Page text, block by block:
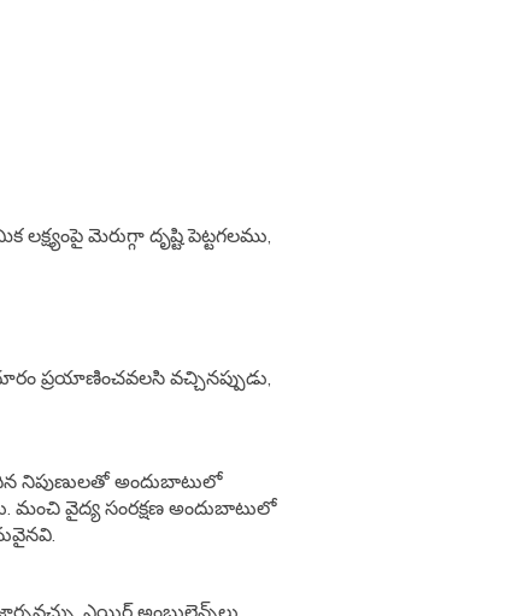
మెరుగ్గా దృష్టి పెట్టగలము,
ప్రయాణించవలసి వచ్చినప్పుడు,
నిపుణులతో అందుబాటులో
వైద్య సంరక్షణ అందుబాటులో